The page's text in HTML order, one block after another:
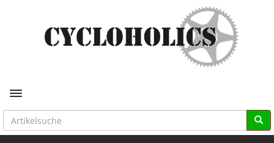
Toggle navigation